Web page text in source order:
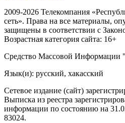
2009-2026 Телекомпания
сеть». Права на все материалы,
защищены в соответствии с
Возрастная категория сайта: 16+
Средство Массовой Информации
Язык(и): русский, хакасский
Сетевое издание (сайт)
Выписка из реестра
информации по состоянию на
83024.